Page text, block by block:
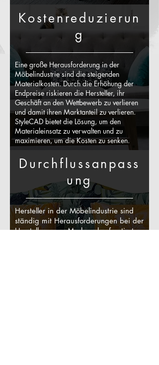
Kostenreduzierun
g
Eine große Herausforderung in der
Möbelindustrie sind die steigenden
Materialkosten. Durch die Erhöhung der
Endpreise riskieren die Hersteller, ihr
Geschäft an den Wettbewerb zu verlieren
und damit ihren Marktanteil zu verlieren.
StyleCAD bietet die Lösung, um den
Materialeinsatz zu verwalten und zu
maximieren, um die Kosten zu senken.
Durchflussanpass
ung
Hersteller in der Möbelindustrie sind
ständig mit Herausforderungen bei der
Herstellung von Markern konfrontiert,